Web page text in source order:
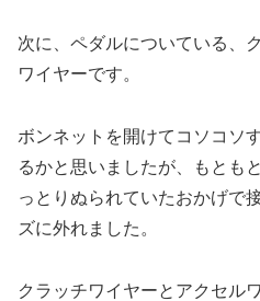
次に、ペダルについている、
ワイヤーです。
ボンネットを開けてコソコソ
るかと思いましたが、もとも
っとりぬられていたおかげで
ズに外れました。
クラッチワイヤーとアクセル